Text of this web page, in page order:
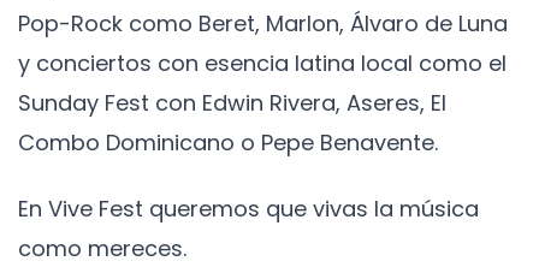
Pop-Rock como Beret, Marlon, Álvaro de Luna
y conciertos con esencia latina local como el
Sunday Fest con Edwin Rivera, Aseres, El
Combo Dominicano o Pepe Benavente.
En Vive Fest queremos que vivas la música
como mereces.